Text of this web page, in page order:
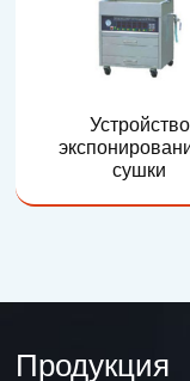
Устройство
сушки
Продукция